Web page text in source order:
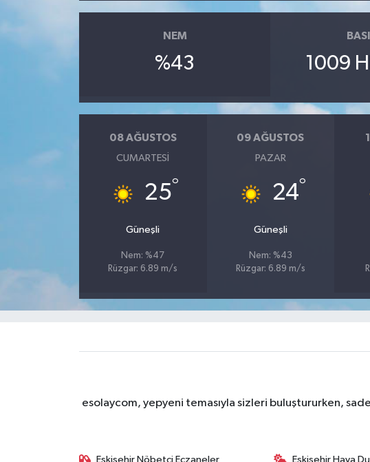
NEM
%43 1009
08 AĞUSTOS
CUMARTESI
25°
Güneşli
Nem: %47
Rüzgar: 6.89 m/s
09 AĞUSTOS
PAZAR
24°
Güneşli
Nem: %43
Rüzgar: 6.89 m/s
esolaycom, yepyeni temasıyla sizleri buluştururken,
Eskişehir Nöbetçi Eczaneler Eskişehir Hava